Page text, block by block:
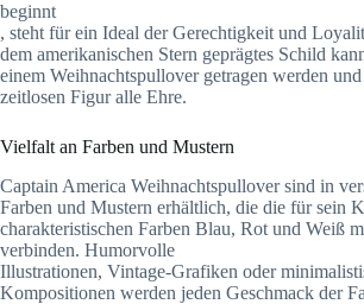
beginnt
, steht für ein Ideal der Gerechtigkeit und
dem amerikanischen Stern geprägtes Schild
einem Weihnachtspullover getragen werden
zeitlosen Figur alle Ehre.
Vielfalt an Farben und Mustern
Captain America Weihnachtspullover sind in
Farben und Mustern erhältlich, die die für sein
charakteristischen Farben Blau, Rot und Weiß
verbinden. Humorvolle
Illustrationen, Vintage-Grafiken oder
Kompositionen werden jeden Geschmack der